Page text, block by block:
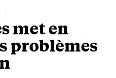
met en
problèmes